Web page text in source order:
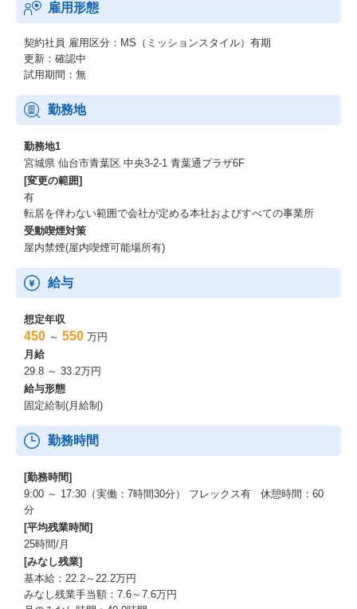
雇用形態
契約社員 雇用区分：MS（ミッションスタイル）有期
更新：確認中
試用期間：無
勤務地
勤務地1
宮城県 仙台市青葉区 中央3-2-1 青葉通プラザ6F
[変更の範囲]
有
転居を伴わない範囲で会社が定める本社およびすべての事業所
受動喫煙対策
屋内禁煙(屋内喫煙可能場所有)
給与
想定年収
450 ～ 550 万円
月給
29.8 ～ 33.2万円
給与形態
固定給制(月給制)
勤務時間
[勤務時間]
9:00 ～ 17:30（実働：7時間30分） フレックス有 休憩時間：60
分
[平均残業時間]
25時間/月
[みなし残業]
基本給：22.2～22.2万円
みなし残業手当額：7.6～7.6万円